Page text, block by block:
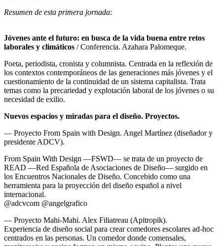
Resumen de esta primera jornada:
Jóvenes ante el futuro: en busca de la vida buena entre retos
laborales y climáticos / Conferencia. Azahara Palomeque.
Poeta, periodista, cronista y columnista. Centrada en la reflexión de
los contextos contemporáneos de las generaciones más jóvenes y el
cuestionamiento de la continuidad de un sistema capitalista. Trata
temas como la precariedad y explotación laboral de los jóvenes o su
necesidad de exilio.
Nuevos espacios y miradas para el diseño. Proyectos.
— Proyecto From Spain with Design. Angel Martínez (diseñador y
presidente ADCV).
From Spain With Design —FSWD— se trata de un proyecto de
READ —Red Española de Asociaciones de Diseño— surgido en
los Encuentros Nacionales de Diseño. Concebido como una
herramienta para la proyección del diseño español a nivel
internacional.
@adcvcom @angelgrafico
— Proyecto Mahi-Mahi. Alex Filiatreau (Apitropik).
Experiencia de diseño social para crear comedores escolares ad-hoc
centrados en las personas. Un comedor donde comensales,